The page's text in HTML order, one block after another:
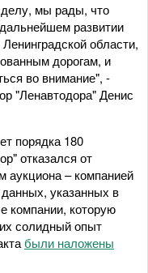
мы рады, что
развитии
области,
дорогам, и
во внимание", -
"Ленавтодора" Денис
порядка 180
отказался от
аукциона – компанией
указанных в
компании, которую
солидный опыт
были наложены